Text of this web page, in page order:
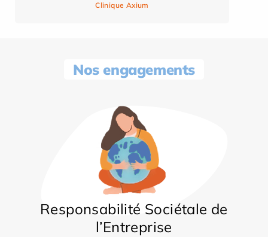
Clinique Axium
Nos engagements
Responsabilité Sociétale de
l’Entreprise